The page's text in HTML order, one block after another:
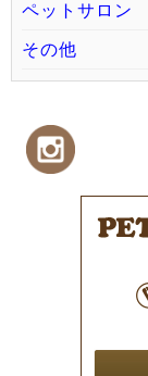
ペットサロン
その他